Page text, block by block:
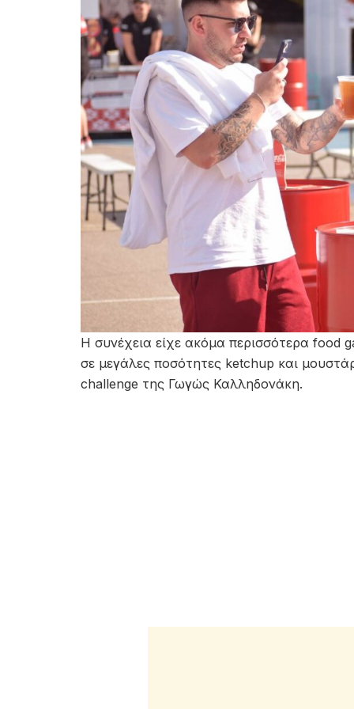
Η συνέχεια είχε ακόμα περισσότερα food
σε μεγάλες ποσότητες ketchup και
challenge της Γωγώς Καλληδονάκη.